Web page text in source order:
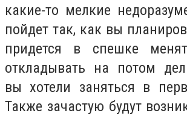
какие-то мелкие
пойдет так, как вы
придется в спешке
откладывать на потом
вы хотели заняться в
Также зачастую будут